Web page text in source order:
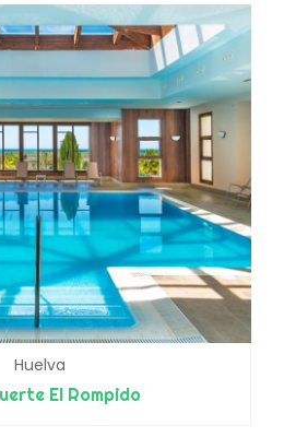
Huelva
El Rompido